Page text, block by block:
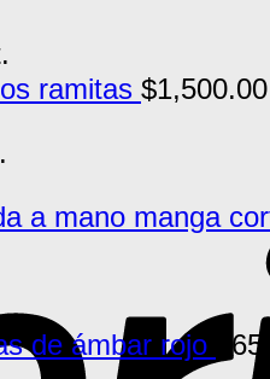
ramitas $1,500.00
a mano manga
de ámbar rojo